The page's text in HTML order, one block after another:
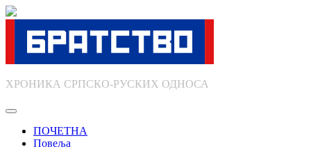
Skip
to
content
ХРОНИКА СРПСКО-РУСКИХ ОДНОСА
ПОЧЕТНА
Повеља